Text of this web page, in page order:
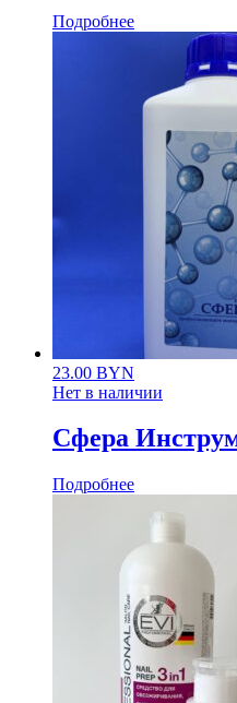
Подробнее
23.00 BYN
Нет в наличии
Сфера
Подробнее